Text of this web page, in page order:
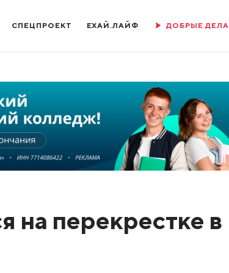
СПЕЦПРОЕКТ ЕХАЙ.ЛАЙФ ДОБРЫЕ ДЕЛА
на перекрестке в